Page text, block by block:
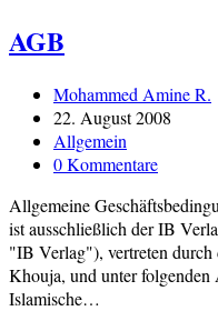
AGB
Beitrags-
Autor:
Mohammed Amine R.
Beitrag
veröffentlicht:
22. August 2008
Beitrags-
Kategorie:
Allgemein
Beitrags-
0 Kommentare
Allgemeine
ist ausschließlich der IB
"IB Verlag"), vertreten
Khouja, und unter
Islamische…